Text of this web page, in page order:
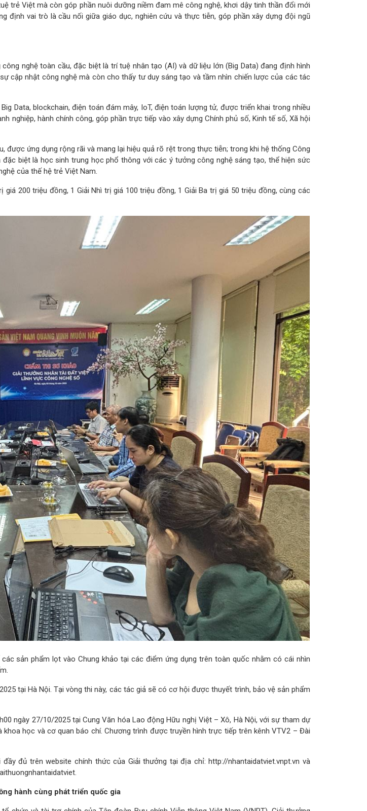
trẻ Việt mà còn góp phần nuôi dưỡng niềm đam mê công nghệ, khơi dậy tinh thần đổi mới
định vai trò là cầu nối giữa giáo dục, nghiên cứu và thực tiễn, góp phần xây dựng đội ngũ
nghệ toàn cầu, đặc biệt là trí tuệ nhân tạo (AI) và dữ liệu lớn (Big Data) đang định hình
cập nhật công nghệ mà còn cho thấy tư duy sáng tạo và tầm nhìn chiến lược của các tác
Data, blockchain, điện toán đám mây, IoT, điện toán lượng tử, được triển khai trong nhiều
nghiệp, hành chính công, góp phần trực tiếp vào xây dựng Chính phủ số, Kinh tế số, Xã hội
ứng dụng rộng rãi và mang lại hiệu quả rõ rệt trong thực tiễn; trong khi hệ thống Công
biệt là học sinh trung học phổ thông với các ý tưởng công nghệ sáng tạo, thể hiện sức
của thế hệ trẻ Việt Nam.
200 triệu đồng, 1 Giải Nhì trị giá 100 triệu đồng, 1 Giải Ba trị giá 50 triệu đồng, cùng các
sản phẩm lọt vào Chung khảo tại các điểm ứng dụng trên toàn quốc nhằm có cái nhìn
tại Hà Nội. Tại vòng thi này, các tác giả sẽ có cơ hội được thuyết trình, bảo vệ sản phẩm
ngày 27/10/2025 tại Cung Văn hóa Lao động Hữu nghị Việt – Xô, Hà Nội, với sự tham dự
học và cơ quan báo chí. Chương trình được truyền hình trực tiếp trên kênh VTV2 – Đài
đủ trên website chính thức của Giải thưởng tại địa chỉ: http://nhantaidatviet.vnpt.vn và
hành cùng phát triển quốc gia